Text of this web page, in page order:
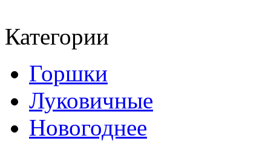
Категории
Горшки
Луковичные
Новогоднее